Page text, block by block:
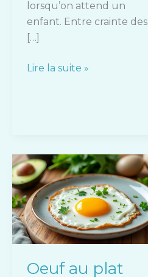
lorsqu’on attend un
enfant. Entre crainte des
[…]
Lire la suite »
Oeuf au plat
Oeuf
au
plat
pendant
la
grossesse
bénéfices